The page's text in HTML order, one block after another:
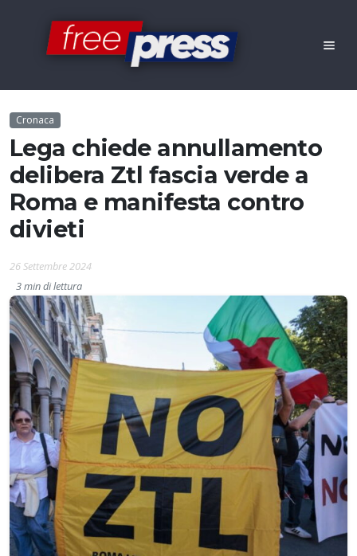
Cronaca
Lega chiede annullamento
delibera Ztl fascia verde a
Roma e manifesta contro
divieti
26 Settembre 2024
3 min di lettura